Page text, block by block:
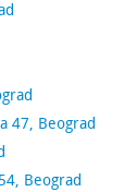
47, Beograd
Beograd